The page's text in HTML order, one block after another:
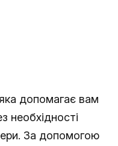
допомагає вам
необхідності
За допомогою